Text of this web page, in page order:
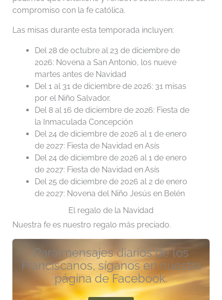
compromiso con la fe católica.
Las misas durante esta temporada incluyen:
Del 28 de octubre al 23 de diciembre de
2026: Novena a San Antonio, los nueve
martes antes de Navidad
Del 1 al 31 de diciembre de 2026: 31 misas
por el Niño Salvador.
Del 8 al 16 de diciembre de 2026: Fiesta de
la Inmaculada Concepción
Del 24 de diciembre de 2026 al 1 de enero
de 2027: Fiesta de Navidad en Asís
Del 24 de diciembre de 2026 al 1 de enero
de 2027: Fiesta de Navidad en Asís
Del 25 de diciembre de 2026 al 2 de enero
de 2027: Novena del Niño Jesús en Belén
El regalo de la Navidad
Nuestra fe es nuestro regalo más preciado.
Para mensajes diarios de los
Franciscanos, síganos en nuestra
página de Facebook.